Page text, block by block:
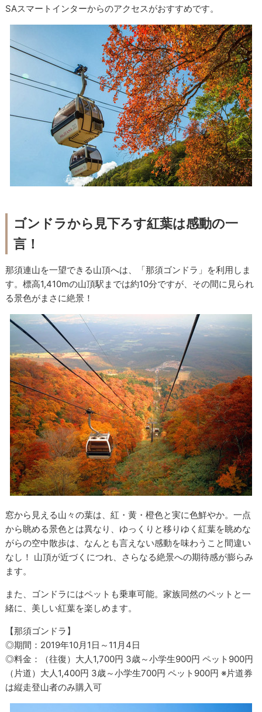
SAスマートインターからのアクセスがおすすめです。
ゴンドラから見下ろす紅葉は感動の一
言！
那須連山を一望できる山頂へは、「那須ゴンドラ」を利用しま
す。標高1,410mの山頂駅までは約10分ですが、その間に見られ
る景色がまさに絶景！
窓から見える山々の葉は、紅・黄・橙色と実に色鮮やか。一点
から眺める景色とは異なり、ゆっくりと移りゆく紅葉を眺めな
がらの空中散歩は、なんとも言えない感動を味わうこと間違い
なし！ 山頂が近づくにつれ、さらなる絶景への期待感が膨らみ
ます。
また、ゴンドラにはペットも乗車可能。家族同然のペットと一
緒に、美しい紅葉を楽しめます。
【那須ゴンドラ】
◎期間：2019年10月1日～11月4日
◎料金：（往復）大人1,700円 3歳～小学生900円 ペット900円
（片道）大人1,400円 3歳～小学生700円 ペット900円 ※片道券
は縦走登山者のみ購入可